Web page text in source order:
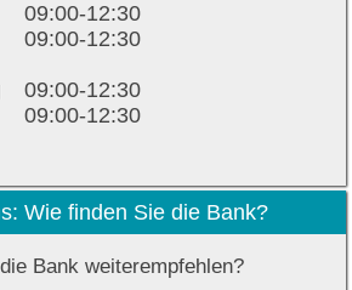
09:00-12:30
09:00-12:30
09:00-12:30
09:00-12:30
Wie finden Sie die Bank?
Bank weiterempfehlen?